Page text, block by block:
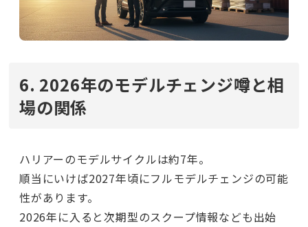
6. 2026年のモデルチェンジ噂と相
場の関係
ハリアーのモデルサイクルは約7年。
順当にいけば2027年頃にフルモデルチェンジの可能
性があります。
2026年に入ると次期型のスクープ情報なども出始